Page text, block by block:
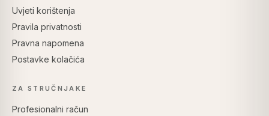
Uvjeti korištenja
Pravila privatnosti
Pravna napomena
Postavke kolačića
ZA STRUČNJAKE
Profesionalni račun